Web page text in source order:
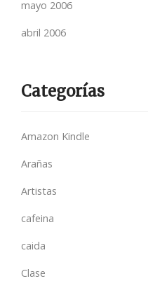
mayo 2006
abril 2006
Categorías
Amazon Kindle
Arañas
Artistas
cafeina
caida
Clase